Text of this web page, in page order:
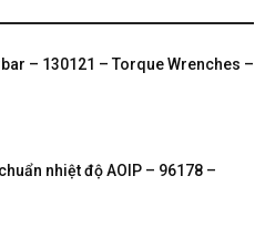
– 130121 – Torque Wrenches –
nhiệt độ AOIP – 96178 –